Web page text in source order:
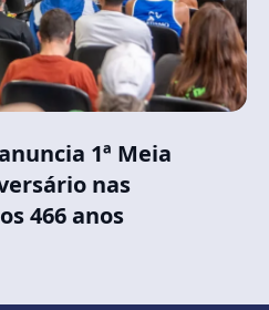
1ª Meia
nas
466 anos